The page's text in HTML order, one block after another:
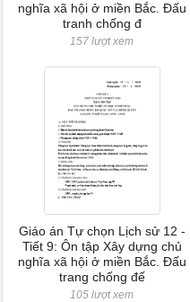
nghĩa xã hội ở miền Bắc. Đấu
tranh chống đ
157 lượt xem
Giáo án Tự chọn Lịch sử 12 -
Tiết 9: Ôn tập Xây dựng chủ
nghĩa xã hội ở miền Bắc. Đấu
trang chống đế
105 lượt xem